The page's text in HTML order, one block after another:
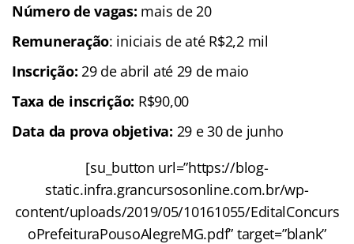
Número de vagas: mais de 20
Remuneração: iniciais de até R$2,2 mil
Inscrição: 29 de abril até 29 de maio
Taxa de inscrição: R$90,00
Data da prova objetiva: 29 e 30 de junho
[su_button url=”https://blog-
static.infra.grancursosonline.com.br/wp-
content/uploads/2019/05/10161055/EditalConcurs
oPrefeituraPousoAlegreMG.pdf” target=”blank”